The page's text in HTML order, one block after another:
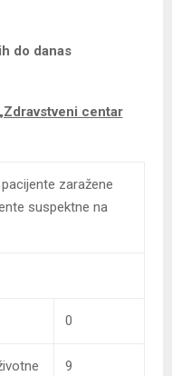
do danas
„Zdravstveni centar
zaražene
suspektne na
0
9